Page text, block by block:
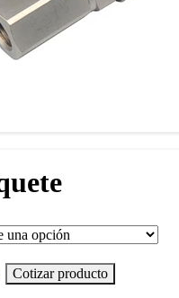
Cotizar producto